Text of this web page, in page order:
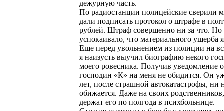
дежурную часть.
По радиостанции полицейские сверили
дали подписать протокол о штрафе в
рублей. Штраф совершенно ни за что. Но
успокаивало, что материального ущерба
Еще перед увольнением из полиции на
я наизусть выучил биографию некого
моего ровесника. Получив уведомление
господин «К» на меня не обидится. Он
лет, после страшной автокатастрофы, ни
обижается. Даже на своих
держат его по полгода в психбольнице.